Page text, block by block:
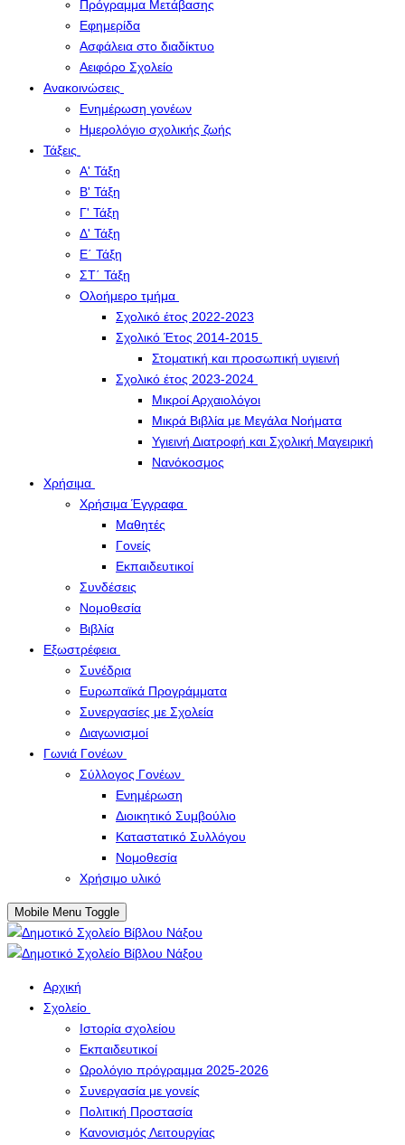
Πρόγραμμα Μετάβασης
Εφημερίδα
Ασφάλεια στο διαδίκτυο
Αειφόρο Σχολείο
Ανακοινώσεις
Ενημέρωση γονέων
Ημερολόγιο σχολικής ζωής
Τάξεις
Α' Τάξη
Β' Τάξη
Γ' Τάξη
Δ' Τάξη
Ε΄ Τάξη
ΣΤ΄ Τάξη
Ολοήμερο τμήμα
Σχολικό έτος 2022-2023
Σχολικό Έτος 2014-2015
Στοματική και προσωπική υγιεινή
Σχολικό έτος 2023-2024
Μικροί Αρχαιολόγοι
Μικρά Βιβλία με Μεγάλα Νοήματα
Υγιεινή Διατροφή και Σχολική Μαγειρική
Νανόκοσμος
Χρήσιμα
Χρήσιμα Έγγραφα
Μαθητές
Γονείς
Εκπαιδευτικοί
Συνδέσεις
Νομοθεσία
Βιβλία
Εξωστρέφεια
Συνέδρια
Ευρωπαϊκά Προγράμματα
Συνεργασίες με Σχολεία
Διαγωνισμοί
Γωνιά Γονέων
Σύλλογος Γονέων
Ενημέρωση
Διοικητικό Συμβούλιο
Καταστατικό Συλλόγου
Νομοθεσία
Χρήσιμο υλικό
Mobile Menu Toggle
Αρχική
Σχολείο
Ιστορία σχολείου
Εκπαιδευτικοί
Ωρολόγιο πρόγραμμα 2025-2026
Συνεργασία με γονείς
Πολιτική Προστασία
Κανονισμός Λειτουργίας